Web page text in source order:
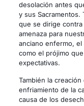
desolación antes
y sus Sacramentos.
que se dirige
amenaza para
anciano enfermo,
como el prójimo
expectativas.
También la
enfriamiento de la
causa de los